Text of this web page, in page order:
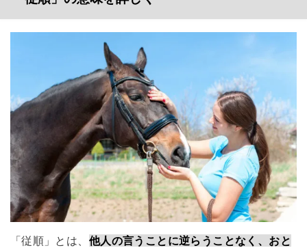
「従順」とは、 他人の言うことに逆らうことなく、おと